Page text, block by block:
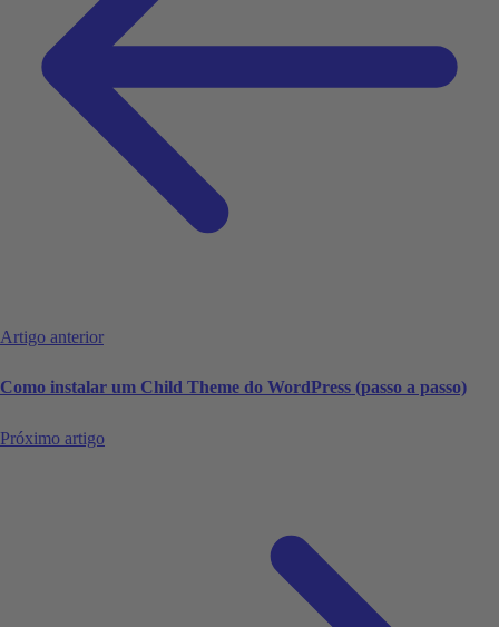
Artigo anterior
Como instalar um Child Theme do WordPress (passo a passo)
Próximo artigo